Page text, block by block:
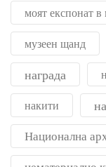
моят експонат в
музеен щанд
награда
накити
Национална